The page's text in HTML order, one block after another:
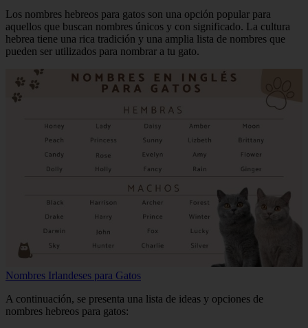
Los nombres hebreos para gatos son una opción popular para
aquellos que buscan nombres únicos y con significado. La cultura
hebrea tiene una rica tradición y una amplia lista de nombres que
pueden ser utilizados para nombrar a tu gato.
Nombres Irlandeses para Gatos
A continuación, se presenta una lista de ideas y opciones de
nombres hebreos para gatos: